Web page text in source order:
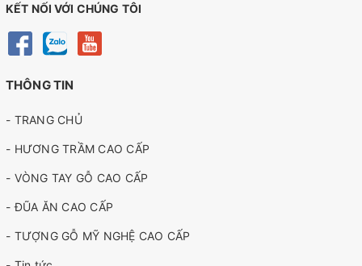
KẾT NỐI VỚI CHÚNG TÔI
THÔNG TIN
- TRANG CHỦ
- HƯƠNG TRẦM CAO CẤP
- VÒNG TAY GỖ CAO CẤP
- ĐŨA ĂN CAO CẤP
- TƯỢNG GỖ MỸ NGHỆ CAO CẤP